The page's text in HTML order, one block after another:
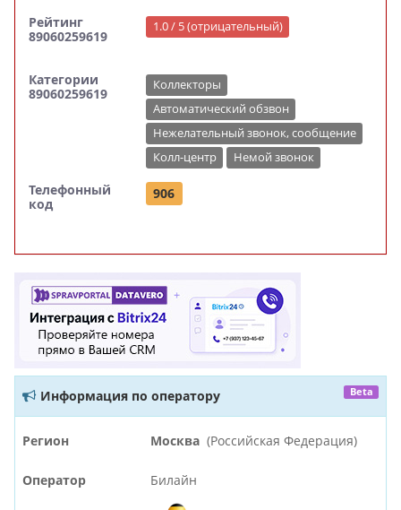
Рейтинг
89060259619
1.0 / 5 (отрицательный)
Категории
89060259619
Коллекторы
Автоматический обзвон
Нежелательный звонок, сообщение
Колл-центр
Немой звонок
Телефонный
код
906
Информация по оператору Beta
Регион Москва (Российская Федерация)
Оператор Билайн